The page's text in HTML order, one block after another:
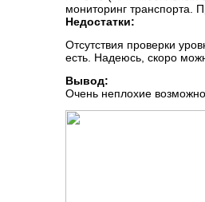
мониторинг транспорта.
Недостатки:
Отсутствия проверки
есть. Надеюсь, скоро
Вывод:
Очень неплохие